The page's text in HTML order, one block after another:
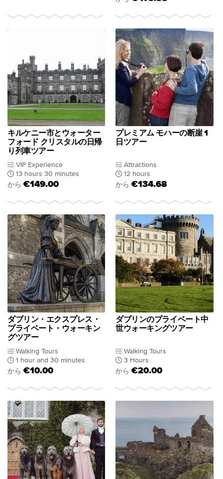
キルケニー市とウォーター
フォード クリスタルの日帰
り列車ツアー
VIP Experience
13 hours 30 minutes
から €149.00
プレミアム モハーの断崖 1
日ツアー
Attractions
12 hours
から €134.68
ダブリン・エクスプレス・
プライベート・ウォーキン
グツアー
Walking Tours
1 hour and 30 minutes
から €10.00
ダブリンのプライベート中
世ウォーキングツアー
Walking Tours
3 Hours
から €20.00